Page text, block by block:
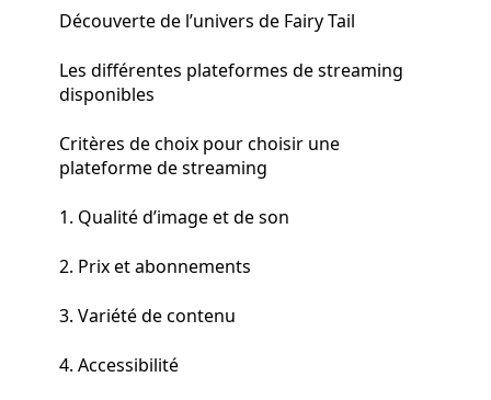
Découverte de l’univers de Fairy Tail
Les différentes plateformes de streaming
disponibles
Critères de choix pour choisir une
plateforme de streaming
1. Qualité d’image et de son
2. Prix et abonnements
3. Variété de contenu
4. Accessibilité